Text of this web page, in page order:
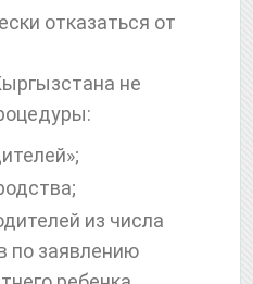
отказаться от
не
из числа
по заявлению